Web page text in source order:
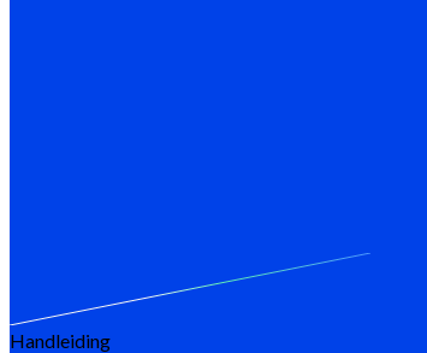
Handleiding